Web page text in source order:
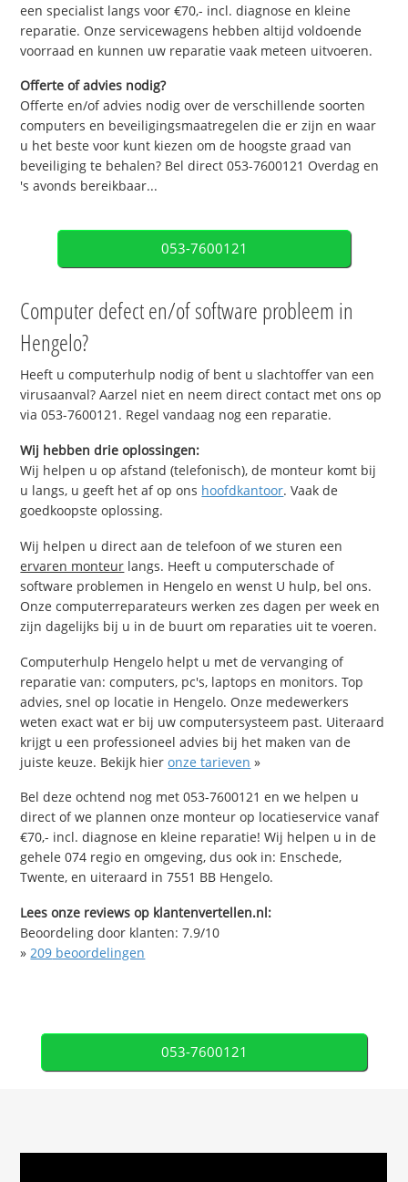
een specialist langs voor €70,- incl. diagnose en kleine
reparatie. Onze servicewagens hebben altijd voldoende
voorraad en kunnen uw reparatie vaak meteen uitvoeren.
Offerte of advies nodig?
Offerte en/of advies nodig over de verschillende soorten
computers en beveiligingsmaatregelen die er zijn en waar
u het beste voor kunt kiezen om de hoogste graad van
beveiliging te behalen? Bel direct 053-7600121 Overdag en
's avonds bereikbaar...
053-7600121
Computer defect en/of software probleem in
Hengelo?
Heeft u computerhulp nodig of bent u slachtoffer van een
virusaanval? Aarzel niet en neem direct contact met ons op
via 053-7600121. Regel vandaag nog een reparatie.
Wij hebben drie oplossingen:
Wij helpen u op afstand (telefonisch), de monteur komt bij
u langs, u geeft het af op ons hoofdkantoor. Vaak de
goedkoopste oplossing.
Wij helpen u direct aan de telefoon of we sturen een
ervaren monteur langs. Heeft u computerschade of
software problemen in Hengelo en wenst U hulp, bel ons.
Onze computerreparateurs werken zes dagen per week en
zijn dagelijks bij u in de buurt om reparaties uit te voeren.
Computerhulp Hengelo helpt u met de vervanging of
reparatie van: computers, pc's, laptops en monitors. Top
advies, snel op locatie in Hengelo. Onze medewerkers
weten exact wat er bij uw computersysteem past. Uiteraard
krijgt u een professioneel advies bij het maken van de
juiste keuze. Bekijk hieronze tarieven »
Bel deze ochtend nog met 053-7600121 en we helpen u
direct of we plannen onze monteur op locatieservice vanaf
€70,- incl. diagnose en kleine reparatie! Wij helpen u in de
gehele 074 regio en omgeving, dus ook in: Enschede,
Twente, en uiteraard in 7551 BB Hengelo.
Lees onze reviews op klantenvertellen.nl:
Beoordeling door klanten:7.9/10
»209 beoordelingen
053-7600121